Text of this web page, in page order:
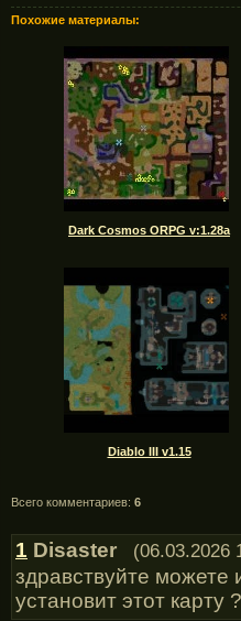
Похожие материалы:
Dark Cosmos ORPG v:1.28a
Diablo III v1.15
Всего комментариев: 6
1 Disaster (06.03.2026
здравствуйте можете
установит этот карту ?